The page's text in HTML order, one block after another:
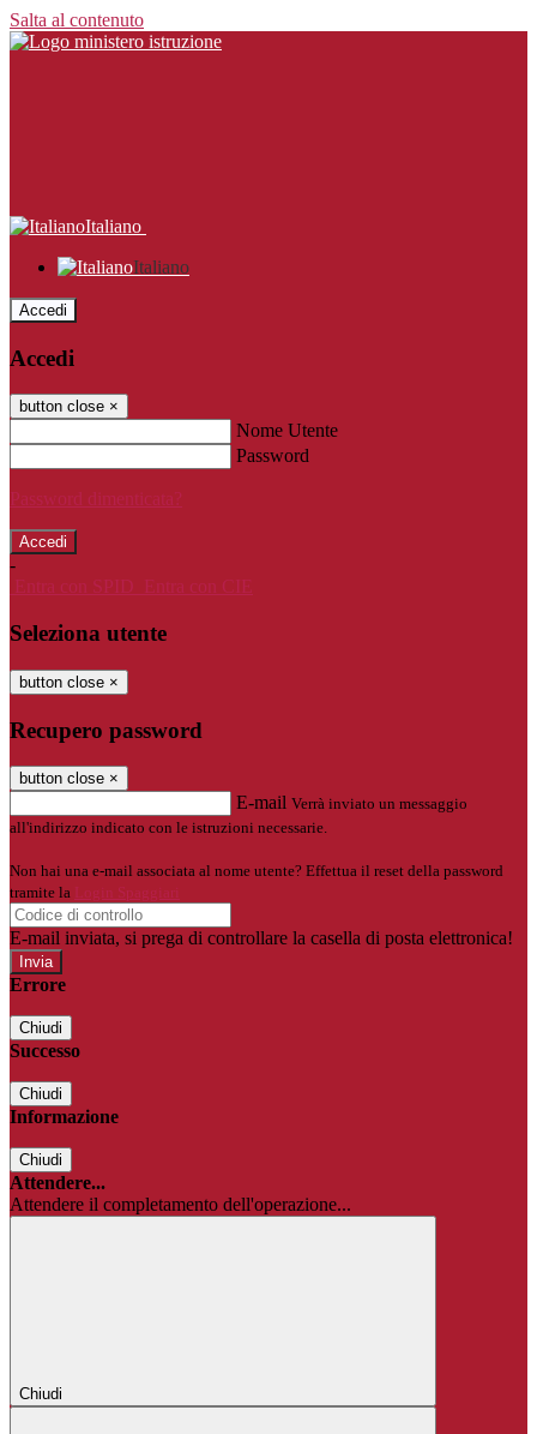
Salta al contenuto
Italiano
Italiano
Accedi
Accedi
button close ×
Nome Utente
Password
Password dimenticata?
-
Entra con SPID
Entra con CIE
Seleziona utente
button close ×
Recupero password
button close ×
E-mail Verrà inviato un messaggio
all'indirizzo indicato con le istruzioni necessarie.
Non hai una e-mail associata al nome utente? Effettua il reset della password
tramite la
Login Spaggiari
E-mail inviata, si prega di controllare la casella di posta elettronica!
Errore
Chiudi
Successo
Chiudi
Informazione
Chiudi
Attendere...
Attendere il completamento dell'operazione...
Chiudi